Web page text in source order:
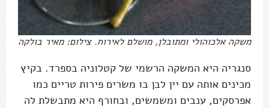
משקה אלכוהולי ומתובלן, מושלם לאירוח. צילום: מאיר בולקה
סנגריה היא המשקה הרשמי של קטלוניה בספרד. בקיץ
מכינים אותה עם יין לבן בו משרים פירות טריים כמו
אפרסקים, ענבים ומשמשים, ובחורף היא מתבשלת לה